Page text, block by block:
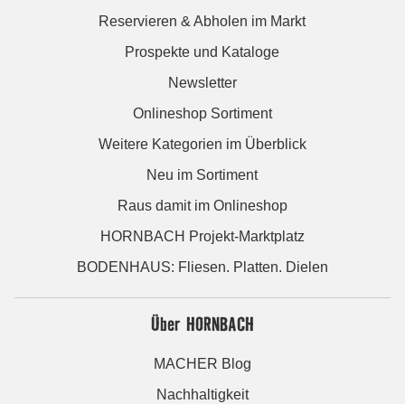
Reservieren & Abholen im Markt
Prospekte und Kataloge
Newsletter
Onlineshop Sortiment
Weitere Kategorien im Überblick
Neu im Sortiment
Raus damit im Onlineshop
HORNBACH Projekt-Marktplatz
BODENHAUS: Fliesen. Platten. Dielen
Über HORNBACH
MACHER Blog
Nachhaltigkeit